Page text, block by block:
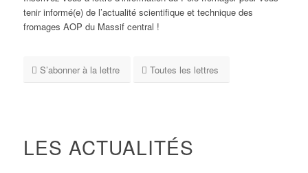
tenir informé(e) de l’actualité scientifique et technique des
fromages AOP du Massif central !
S’abonner à la lettre Toutes les lettres
LES ACTUALITÉS